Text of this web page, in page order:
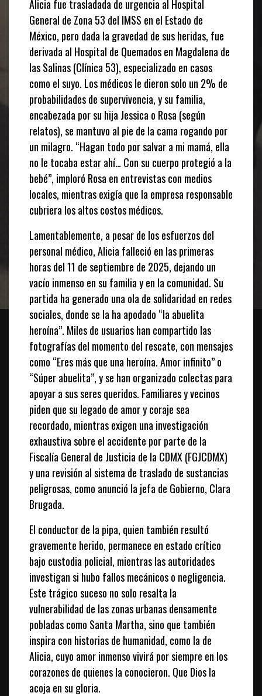
Alicia fue trasladada de urgencia al Hospital
General de Zona 53 del IMSS en el Estado de
México, pero dada la gravedad de sus heridas, fue
derivada al Hospital de Quemados en Magdalena de
las Salinas (Clínica 53), especializado en casos
como el suyo. Los médicos le dieron solo un 2% de
probabilidades de supervivencia, y su familia,
encabezada por su hija Jessica o Rosa (según
relatos), se mantuvo al pie de la cama rogando por
un milagro. “Hagan todo por salvar a mi mamá, ella
no le tocaba estar ahí… Con su cuerpo protegió a la
bebé”, imploró Rosa en entrevistas con medios
locales, mientras exigía que la empresa responsable
cubriera los altos costos médicos.
Lamentablemente, a pesar de los esfuerzos del
personal médico, Alicia falleció en las primeras
horas del 11 de septiembre de 2025, dejando un
vacío inmenso en su familia y en la comunidad. Su
partida ha generado una ola de solidaridad en redes
sociales, donde se la ha apodado “la abuelita
heroína”. Miles de usuarios han compartido las
fotografías del momento del rescate, con mensajes
como “Eres más que una heroína. Amor infinito” o
“Súper abuelita”, y se han organizado colectas para
apoyar a sus seres queridos. Familiares y vecinos
piden que su legado de amor y coraje sea
recordado, mientras exigen una investigación
exhaustiva sobre el accidente por parte de la
Fiscalía General de Justicia de la CDMX (FGJCDMX)
y una revisión al sistema de traslado de sustancias
peligrosas, como anunció la jefa de Gobierno, Clara
Brugada.
El conductor de la pipa, quien también resultó
gravemente herido, permanece en estado crítico
bajo custodia policial, mientras las autoridades
investigan si hubo fallos mecánicos o negligencia.
Este trágico suceso no solo resalta la
vulnerabilidad de las zonas urbanas densamente
pobladas como Santa Martha, sino que también
inspira con historias de humanidad, como la de
Alicia, cuyo amor inmenso vivirá por siempre en los
corazones de quienes la conocieron. Que Dios la
acoja en su gloria.